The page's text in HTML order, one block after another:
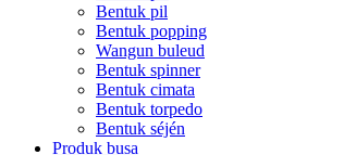
Bentuk pil
Bentuk popping
Wangun buleud
Bentuk spinner
Bentuk cimata
Bentuk torpedo
Bentuk séjén
Produk busa